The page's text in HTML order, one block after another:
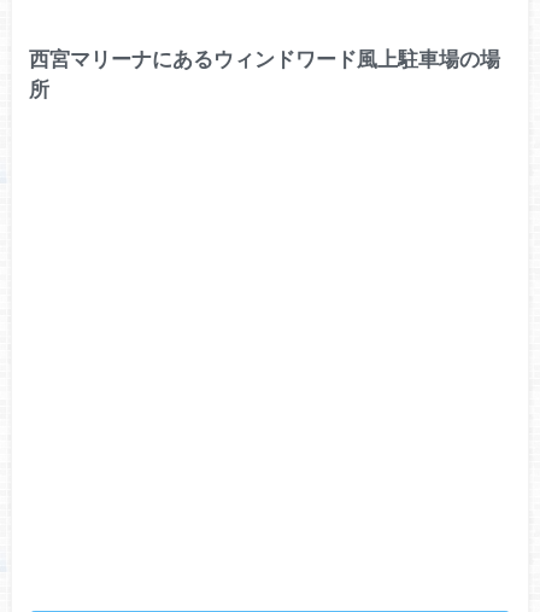
西宮マリーナにあるウィンドワード風上駐車場の場
所